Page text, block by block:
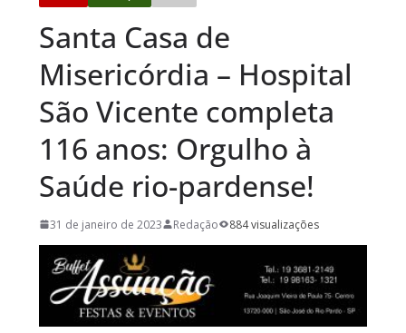
Santa Casa de
Misericórdia – Hospital
São Vicente completa
116 anos: Orgulho à
Saúde rio-pardense!
31 de janeiro de 2023 Redação 884 visualizações